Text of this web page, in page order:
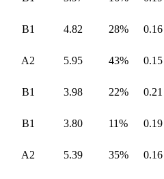
B1 4.82 28% 0.16
A2 5.95 43% 0.15
B1 3.98 22% 0.21
B1 3.80 11% 0.19
A2 5.39 35% 0.16